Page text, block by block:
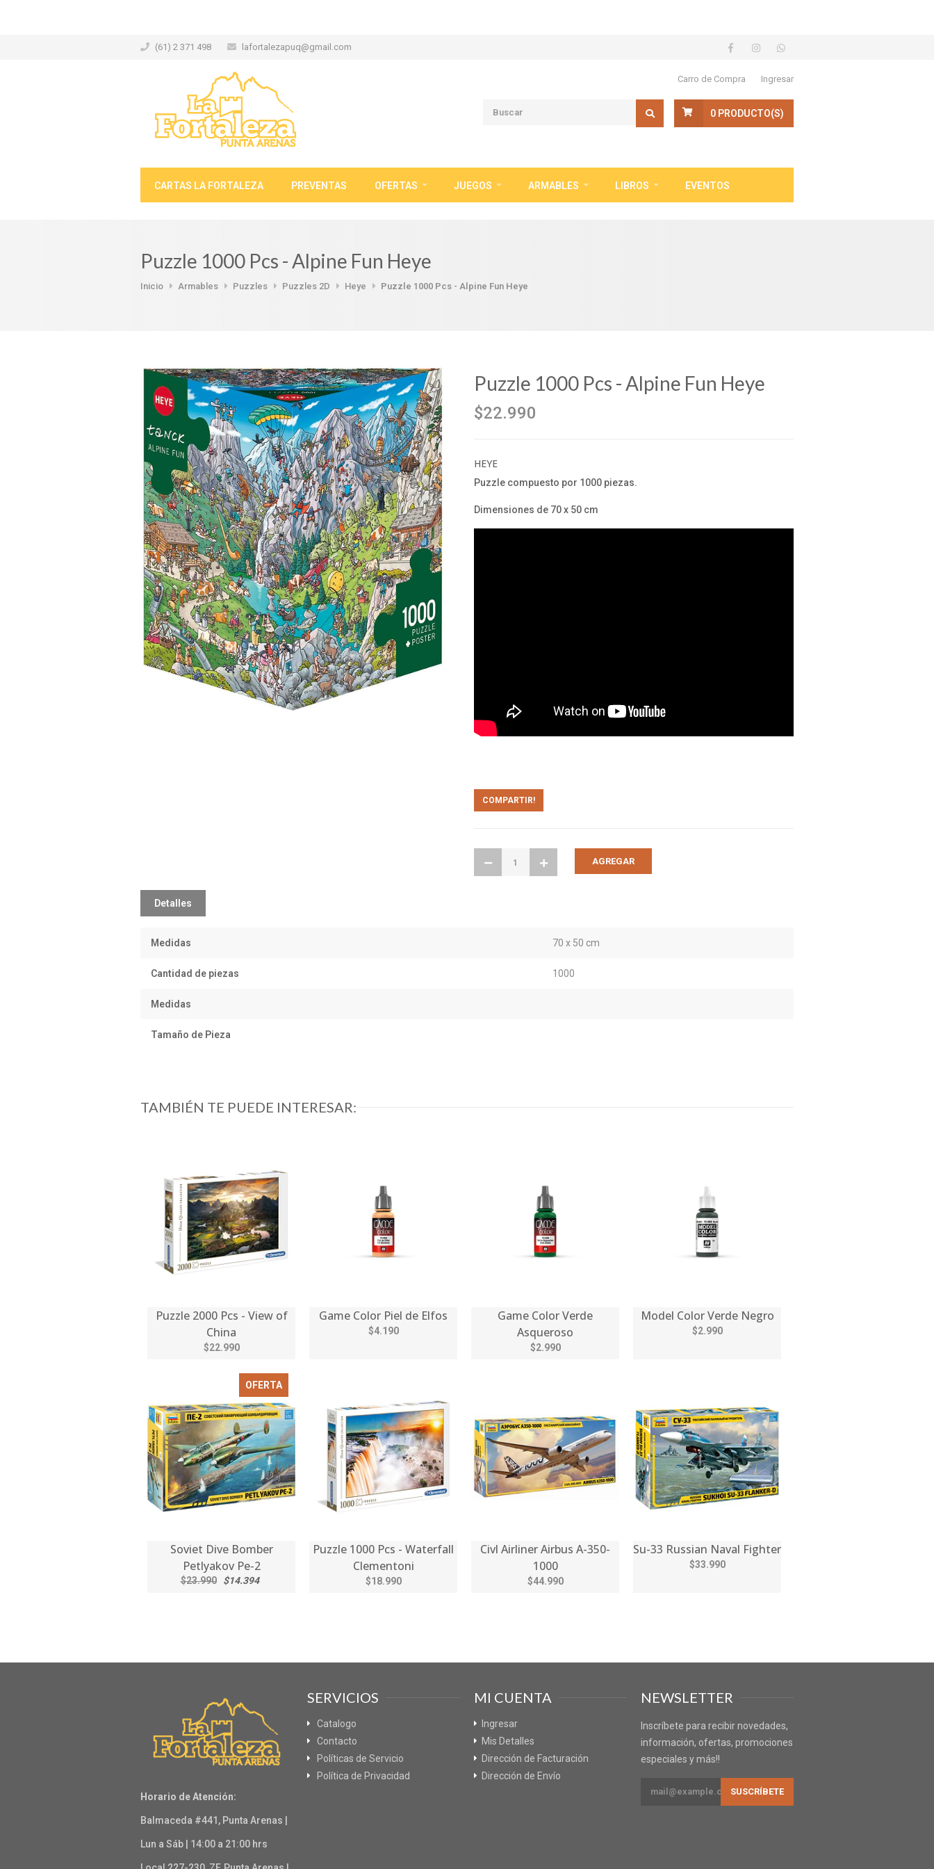
(61) 2 371 498 lafortalezapuq@gmail.com
Carro de Compra Ingresar
0 PRODUCTO(S)
CARTAS LA FORTALEZA PREVENTAS OFERTAS JUEGOS ARMABLES LIBROS EVENTOS
Puzzle 1000 Pcs - Alpine Fun Heye
Inicio Armables Puzzles Puzzles 2D Heye Puzzle 1000 Pcs - Alpine Fun Heye
Puzzle 1000 Pcs - Alpine Fun Heye
$22.990
HEYE
Puzzle compuesto por 1000 piezas.
Dimensiones de 70 x 50 cm
COMPARTIR!
Detalles
Medidas 70 x 50 cm
Cantidad de piezas 1000
Medidas
Tamaño de Pieza
TAMBIÉN TE PUEDE INTERESAR:
Puzzle 2000 Pcs - View of
China
$22.990
Game Color Piel de Elfos
$4.190
Game Color Verde
Asqueroso
$2.990
Model Color Verde Negro
$2.990
OFERTA
Soviet Dive Bomber
Petlyakov Pe-2
$23.990 $14.394
Puzzle 1000 Pcs - Waterfall
Clementoni
$18.990
Civl Airliner Airbus A-350-
1000
$44.990
Su-33 Russian Naval Fighter
$33.990
Horario de Atención:
Balmaceda #441, Punta Arenas |
Lun a Sáb | 14:00 a 21:00 hrs
SERVICIOS
Catalogo
Contacto
Políticas de Servicio
Política de Privacidad
MI CUENTA
Ingresar
Mis Detalles
Dirección de Facturación
Dirección de Envío
NEWSLETTER
Inscríbete para recibir novedades,
información, ofertas, promociones
especiales y más!!